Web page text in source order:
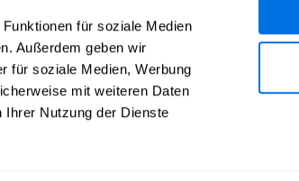
für soziale Medien
Außerdem geben wir
für soziale Medien, Werbung
mit weiteren Daten
Ihrer Nutzung der Dienste